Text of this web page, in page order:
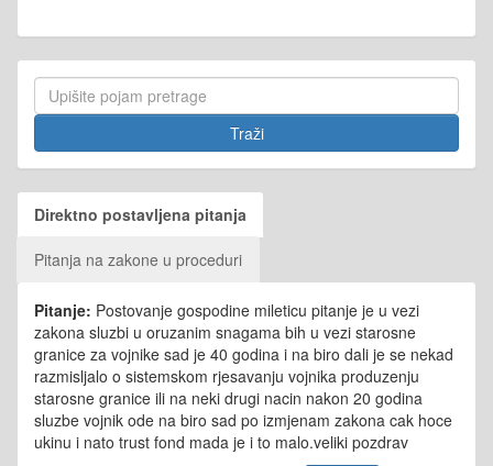
Direktno postavljena pitanja
Pitanja na zakone u proceduri
Pitanje: Postovanje gospodine mileticu pitanje je u vezi
zakona sluzbi u oruzanim snagama bih u vezi starosne
granice za vojnike sad je 40 godina i na biro dali je se nekad
razmisljalo o sistemskom rjesavanju vojnika produzenju
starosne granice ili na neki drugi nacin nakon 20 godina
sluzbe vojnik ode na biro sad po izmjenam zakona cak hoce
ukinu i nato trust fond mada je i to malo.veliki pozdrav